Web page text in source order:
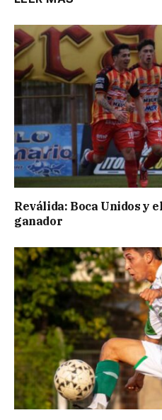
Reválida: Boca Unidos y
ganador